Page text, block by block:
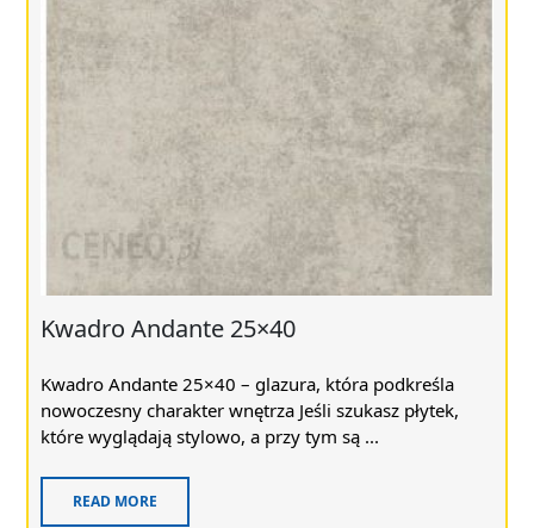
Kwadro Andante 25×40
Kwadro Andante 25×40 – glazura, która podkreśla
nowoczesny charakter wnętrza Jeśli szukasz płytek,
które wyglądają stylowo, a przy tym są ...
READ MORE